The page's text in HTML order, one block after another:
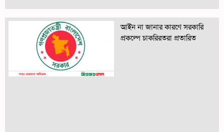
আইন না জানার কারণে সরকারি
প্রকল্পে চাকরিরতরা প্রতারিত